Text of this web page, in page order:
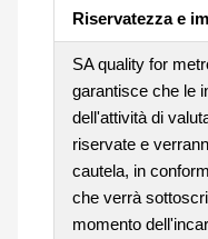
Riservatezza e
SA quality for
garantisce che le
dell'attività di
riservate e
cautela, in
che verrà
momento